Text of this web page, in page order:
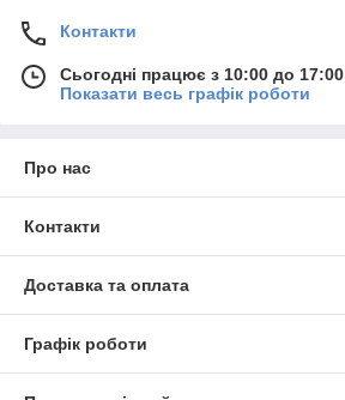
Контакти
Сьогодні працює з 10:00 до 17:00
Показати весь графік роботи
Про нас
Контакти
Доставка та оплата
Графік роботи